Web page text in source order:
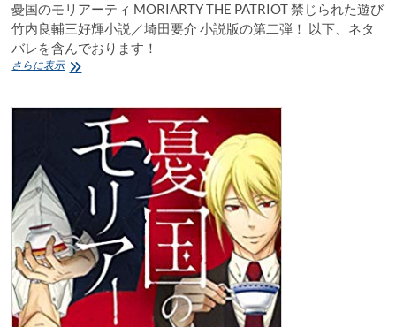
輔
漫
画
／
三
輝
憂国のモリアーティ MORIARTY THE PATRIOT 禁じられた遊び
竹内良輔三好輝小説／埼田要介 小説版の第二弾！ 以下、ネタ
バレを含んでおります！
さらに表示憂
モ
ア
MORIARTY
THE
PATRIOT
禁
じ
ら
れ
た